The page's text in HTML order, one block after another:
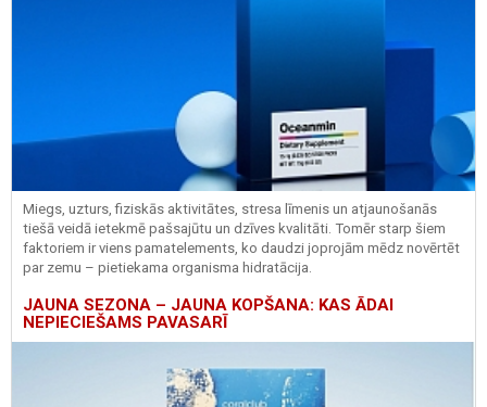
Miegs, uzturs, fiziskās aktivitātes, stresa līmenis un atjaunošanās
tiešā veidā ietekmē pašsajūtu un dzīves kvalitāti. Tomēr starp šiem
faktoriem ir viens pamatelements, ko daudzi joprojām mēdz novērtēt
par zemu – pietiekama organisma hidratācija.
JAUNA SEZONA – JAUNA KOPŠANA: KAS ĀDAI
NEPIECIEŠAMS PAVASARĪ